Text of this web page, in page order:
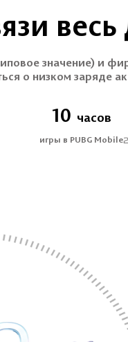
значение) и
о низком заряде
10 часов
игры в PUBG Mobile2